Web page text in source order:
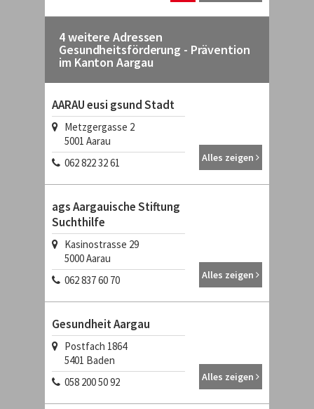
4 weitere Adressen
Gesundheitsförderung - Prävention
im Kanton Aargau
AARAU eusi gsund Stadt
Metzgergasse 2
5001 Aarau
062 822 32 61
Alles zeigen
ags Aargauische Stiftung
Suchthilfe
Kasinostrasse 29
5000Aarau
062 837 60 70
Alles zeigen
Gesundheit Aargau
Postfach 1864
5401 Baden
058 200 50 92
Alles zeigen